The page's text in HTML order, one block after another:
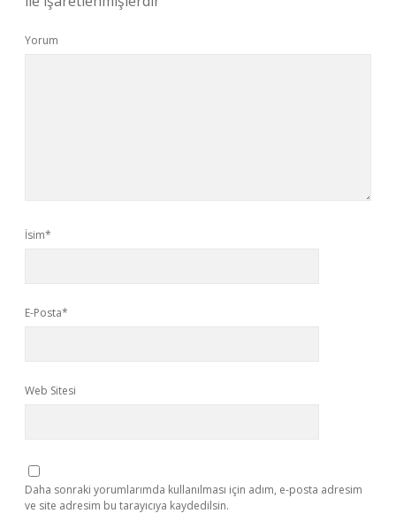
Yorum
İsim*
E-Posta*
Web Sitesi
Daha sonraki yorumlarımda kullanılması için adım, e-posta adresim
ve site adresim bu tarayıcıya kaydedilsin.